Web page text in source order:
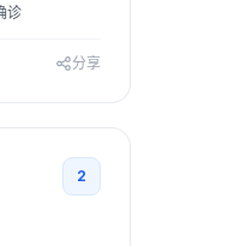
诊
分享
2